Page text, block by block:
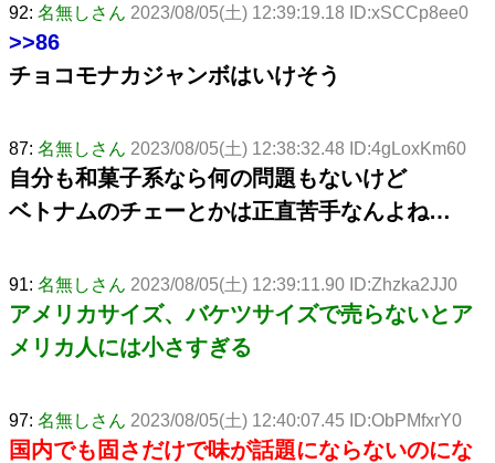
92: 名無しさん 2023/08/05(土) 12:39:19.18 ID:xSCCp8ee0
>>86
チョコモナカジャンボはいけそう
87: 名無しさん 2023/08/05(土) 12:38:32.48 ID:4gLoxKm60
自分も和菓子系なら何の問題もないけど
ベトナムのチェーとかは正直苦手なんよね…
91: 名無しさん 2023/08/05(土) 12:39:11.90 ID:Zhzka2JJ0
アメリカサイズ、バケツサイズで売らないとア
メリカ人には小さすぎる
97: 名無しさん 2023/08/05(土) 12:40:07.45 ID:ObPMfxrY0
国内でも固さだけで味が話題にならないのにな